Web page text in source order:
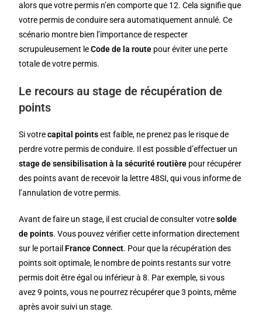
alors que votre permis n’en comporte que 12. Cela signifie que
votre permis de conduire sera automatiquement annulé. Ce
scénario montre bien l’importance de respecter
scrupuleusement leCode de la route pour éviter une perte
totale de votre permis.
Le recours au stage de récupération de
points
Si votrecapital pointsest faible, ne prenez pas le risque de
perdre votre permis de conduire. Il est possible d’effectuer un
stage de sensibilisation à la sécurité routière pour récupérer
des points avant de recevoir la lettre 48SI, qui vous informe de
l’annulation de votre permis.
Avant de faire un stage, il est crucial de consulter votresolde
de points. Vous pouvez vérifier cette information directement
sur le portail France Connect. Pour que la récupération des
points soit optimale, le nombre de points restants sur votre
permis doit être égal ou inférieur à 8. Par exemple, si vous
avez 9 points, vous ne pourrez récupérer que 3 points, même
après avoir suivi un stage.